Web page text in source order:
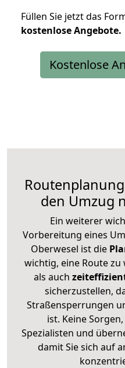
Füllen Sie jetzt das
kostenloseAngebote.
Kostenlose
den Umzug
Ein weiterer
Vorbereitung eines
Oberwesel ist die
wichtig, eine Route
als auch
sicherzustellen,
Straßensperrungen
ist. Keine
Spezialisten und
damit Sie sich auf